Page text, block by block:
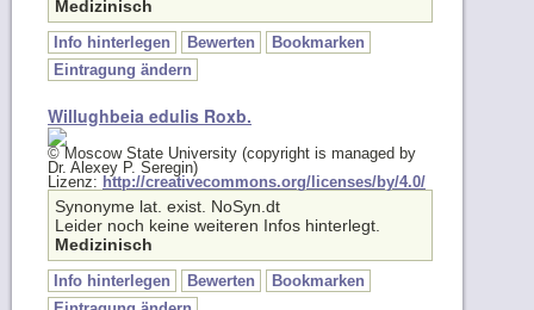
Info hinterlegen Bewerten
Bookmarken
Eintragung ändern
© Moscow State University (copyright is managed by
Dr. Alexey P. Seregin)
Lizenz:http://creativecommons.org/licenses/by/4.0/
Synonyme lat. exist. NoSyn.dt
Leider noch keine weiteren Infos hinterlegt.
Medizinisch
Info hinterlegen Bewerten
Bookmarken
Eintragung ändern